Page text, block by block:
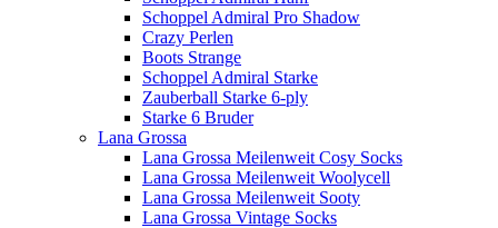
Schoppel Admiral Pro Shadow
Crazy Perlen
Boots Strange
Schoppel Admiral Starke
Zauberball Starke 6-ply
Starke 6 Bruder
Lana Grossa
Lana Grossa Meilenweit Cosy Socks
Lana Grossa Meilenweit Woolycell
Lana Grossa Meilenweit Sooty
Lana Grossa Vintage Socks